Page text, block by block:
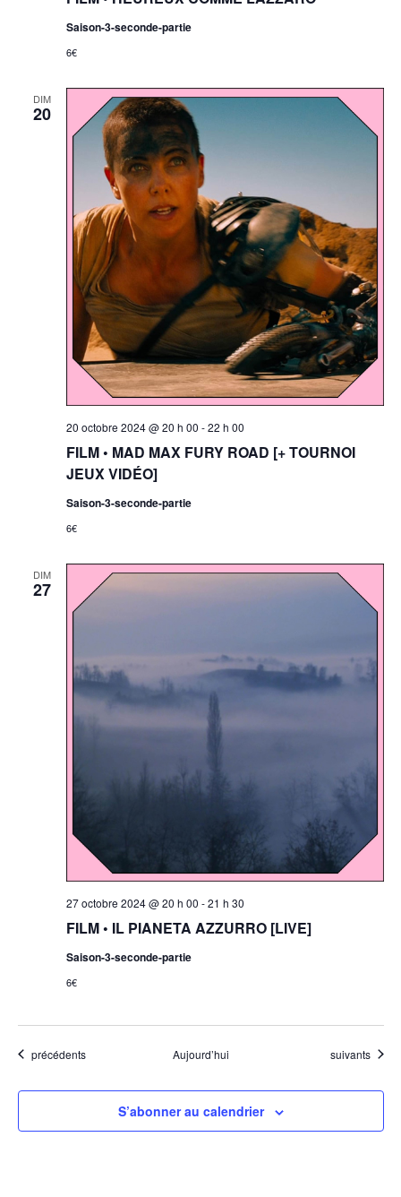
Saison-3-seconde-partie
6€
DIM
20
FILM • MAD MAX FURY ROAD [+ TOURNOI
JEUX VIDÉO]
20 octobre 2024 @ 20 h 00 -22 h 00
Saison-3-seconde-partie
6€
DIM
27
FILM • IL PIANETA AZZURRO [LIVE]
27 octobre 2024 @ 20 h 00 -21 h 30
Saison-3-seconde-partie
6€
Évènements
précédents Aujourd’hui Évènements
suivants
S’abonner au calendrier